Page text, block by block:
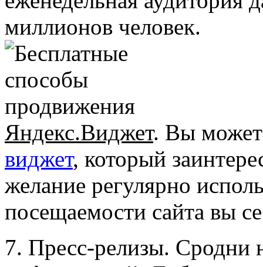
миллионов человек.
Яндекс.Виджет. Вы
виджет, который
желание регулярно
посещаемости сайта вы
7. Пресс-релизы. Сродни